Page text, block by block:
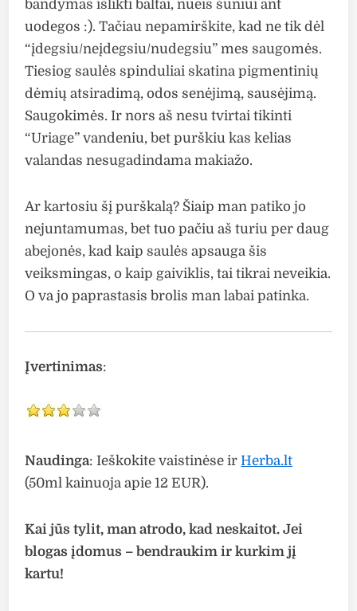
bandymas išlikti baltai, nueis šuniui ant
uodegos :). Tačiau nepamirškite, kad ne tik dėl
“įdegsiu/neįdegsiu/nudegsiu” mes saugomės.
Tiesiog saulės spinduliai skatina pigmentinių
dėmių atsiradimą, odos senėjimą, sausėjimą.
Saugokimės. Ir nors aš nesu tvirtai tikinti
“Uriage” vandeniu, bet purškiu kas kelias
valandas nesugadindama makiažo.
Ar kartosiu šį purškalą? Šiaip man patiko jo
nejuntamumas, bet tuo pačiu aš turiu per daug
abejonės, kad kaip saulės apsauga šis
veiksmingas, o kaip gaiviklis, tai tikrai neveikia.
O va jo paprastasis brolis man labai patinka.
Įvertinimas:
Naudinga: Ieškokite vaistinėse irHerba.lt
(50ml kainuoja apie 12 EUR).
Kai jūs tylit, man atrodo, kad neskaitot. Jei
blogas įdomus – bendraukim ir kurkim jį
kartu!